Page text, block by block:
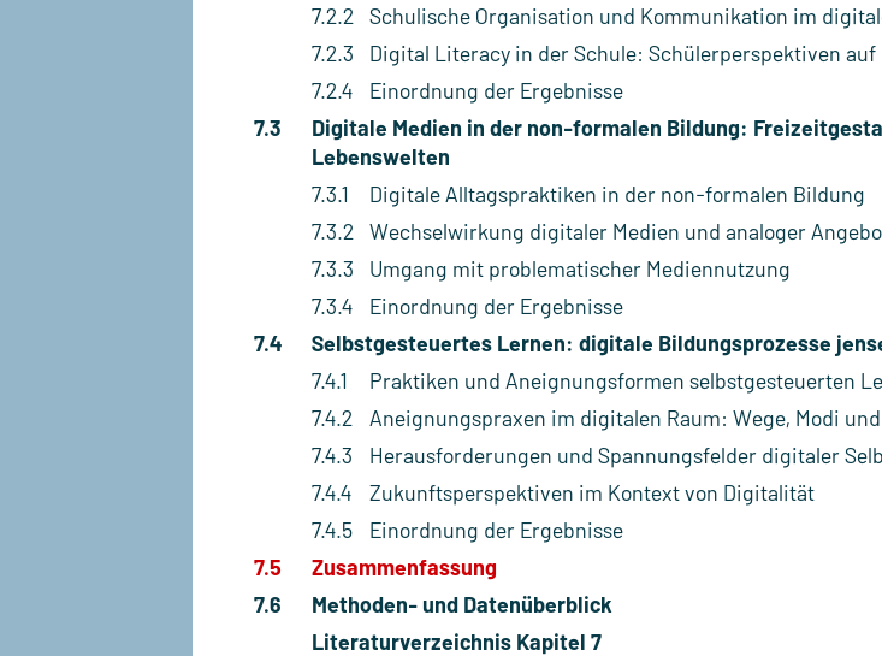
7.2.2
Schulische Organisation und Kommunikation im
7.2.3
Digital Literacy in der Schule: Schülerperspektiven
7.2.4
Einordnung der Ergebnisse
7.3
Digitale Medien in der non-formalen Bildung:
Lebenswelten
7.3.1
Digitale Alltagspraktiken in der non-formalen Bildung
7.3.2
Wechselwirkung digitaler Medien und analoger
7.3.3
Umgang mit problematischer Mediennutzung
7.3.4
Einordnung der Ergebnisse
7.4
Selbstgesteuertes Lernen: digitale Bildungsprozesse
7.4.1
Praktiken und Aneignungsformen selbstgesteuerten
7.4.2
Aneignungspraxen im digitalen Raum: Wege, Modi
7.4.3
Herausforderungen und Spannungsfelder digitaler
7.4.4
Zukunftsperspektiven im Kontext von Digitalität
7.4.5
Einordnung der Ergebnisse
7.5
Zusammenfassung
7.6
Methoden- und Datenüberblick
Literaturverzeichnis Kapitel 7